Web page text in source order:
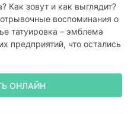
Как зовут и как выглядит?
воспоминания о
татуировка – эмблема
предприятий, что остались
ОНЛАЙН